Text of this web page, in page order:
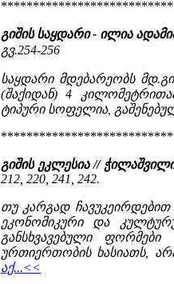
გიშის საყდარი - ილია
გვ.254-256
საყდარი მდებარეობს
(შაქიდან) 4
ტიპური სოფელია,
გიშის ეკლესია //
212, 220, 241, 242.
თუ კარგად
ეკონომიკური და
განსხვავებული
ურთიერთობის ხასიათს,
აქ...<<